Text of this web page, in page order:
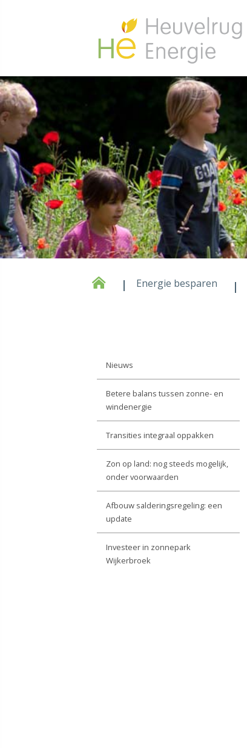
Energie besparen
Nieuws
Betere balans tussen zonne- en
windenergie
Transities integraal oppakken
Zon op land: nog steeds mogelijk,
onder voorwaarden
Afbouw salderingsregeling: een
update
Investeer in zonnepark
Wijkerbroek